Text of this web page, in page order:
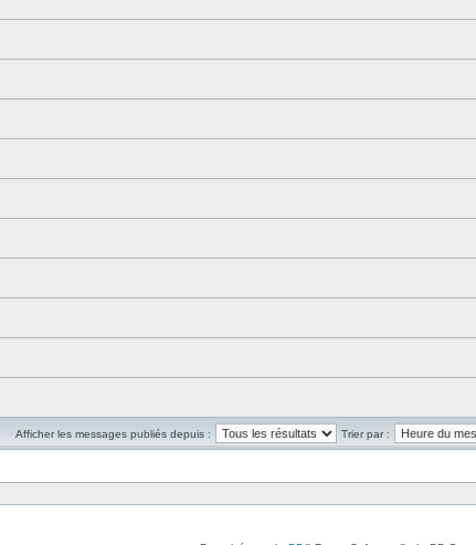
Afficher les messages publiés depuis :
Trier par :